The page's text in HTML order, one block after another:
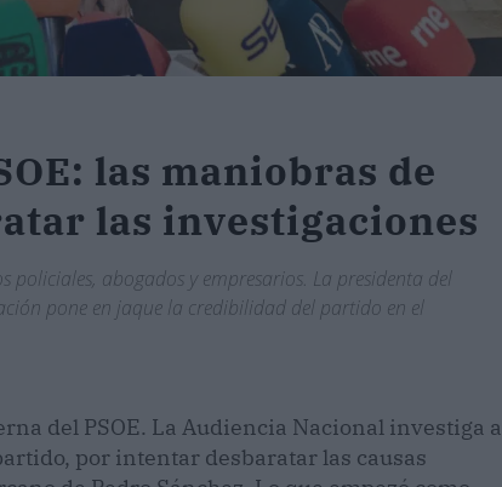
las maniobras de
las investigaciones
policiales, abogados y empresarios. La presidenta del
pone en jaque la credibilidad del partido en el
del PSOE. La Audiencia Nacional investiga a
por intentar desbaratar las causas